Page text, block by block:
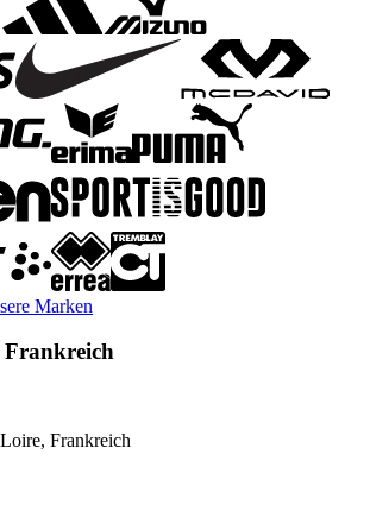
Marken
Frankreich
Frankreich